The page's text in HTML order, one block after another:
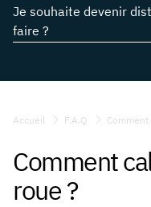
Comment calculer son
Porte-vélo Classique
Quel est le poids d’un
Je souhaite devenir
faire ?
Accueil F.A.Q
Comment
roue ?